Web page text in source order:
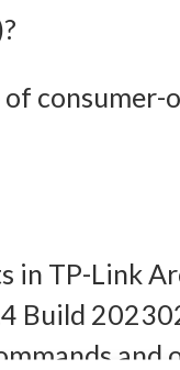
in TP-Link
Build
and